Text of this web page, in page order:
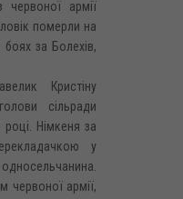
червоної армії
померли на
боях за Болехів,
Кристіну
сільради
Німкеня за
у
червоної армії,